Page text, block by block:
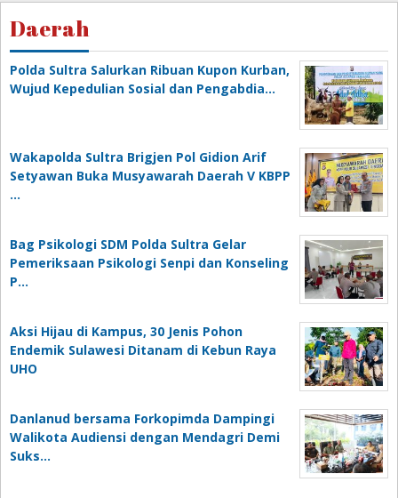
Daerah
Polda Sultra Salurkan Ribuan Kupon Kurban,
Wujud Kepedulian Sosial dan Pengabdia…
Wakapolda Sultra Brigjen Pol Gidion Arif
Setyawan Buka Musyawarah Daerah V KBPP
…
Bag Psikologi SDM Polda Sultra Gelar
Pemeriksaan Psikologi Senpi dan Konseling
P…
‎Aksi Hijau di Kampus, 30 Jenis Pohon
Endemik Sulawesi Ditanam di Kebun Raya
UHO
Danlanud bersama Forkopimda Dampingi
Walikota Audiensi dengan Mendagri Demi
Suks…